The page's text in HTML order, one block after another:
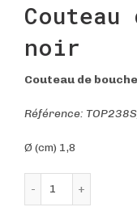
Couteau
noir
Couteau de
Référence:
Ø (cm) 1,8